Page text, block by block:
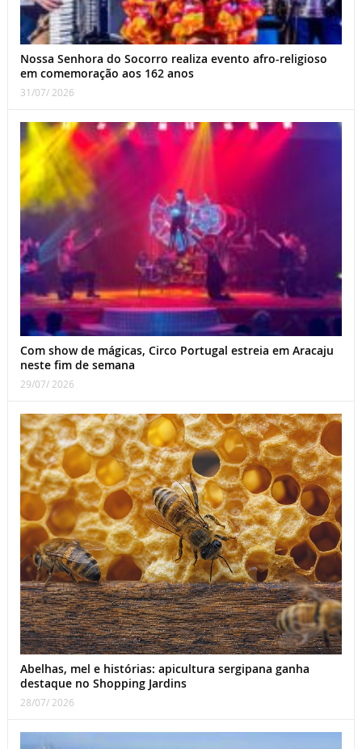
Nossa Senhora do Socorro realiza evento afro-religioso
em comemoração aos 162 anos
31/07/ 2026
Com show de mágicas, Circo Portugal estreia em Aracaju
neste fim de semana
29/07/ 2026
Abelhas, mel e histórias: apicultura sergipana ganha
destaque no Shopping Jardins
28/07/ 2026